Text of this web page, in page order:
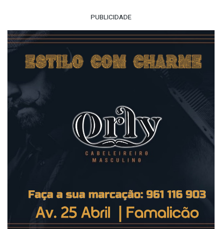
PUBLICIDADE